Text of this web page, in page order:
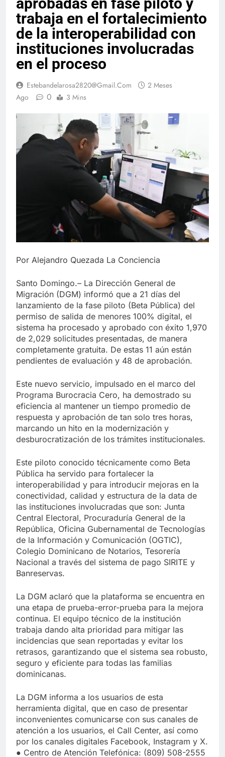
trabaja en el fortalecimiento
de la interoperabilidad con
instituciones involucradas
en el proceso
Estebandelarosa2820@gmail.com
2 Meses
Ago
0 3 Mins
Por Alejandro Quezada La Conciencia
Santo Domingo.– La Dirección General de
Migración (DGM) informó que a 21 días del
lanzamiento de la fase piloto (Beta Pública) del
permiso de salida de menores 100% digital, el
sistema ha procesado y aprobado con éxito 1,970
de 2,029 solicitudes presentadas, de manera
completamente gratuita. De estas 11 aún están
pendientes de evaluación y 48 de aprobación.
Este nuevo servicio, impulsado en el marco del
Programa Burocracia Cero, ha demostrado su
eficiencia al mantener un tiempo promedio de
respuesta y aprobación de tan solo tres horas,
marcando un hito en la modernización y
desburocratización de los trámites institucionales.
Este piloto conocido técnicamente como Beta
Pública ha servido para fortalecer la
interoperabilidad y para introducir mejoras en la
conectividad, calidad y estructura de la data de
las instituciones involucradas que son: Junta
Central Electoral, Procuraduría General de la
República, Oficina Gubernamental de Tecnologías
de la Información y Comunicación (OGTIC),
Colegio Dominicano de Notarios, Tesorería
Nacional a través del sistema de pago SIRITE y
Banreservas.
La DGM aclaró que la plataforma se encuentra en
una etapa de prueba-error-prueba para la mejora
continua. El equipo técnico de la institución
trabaja dando alta prioridad para mitigar las
incidencias que sean reportadas y evitar los
retrasos, garantizando que el sistema sea robusto,
seguro y eficiente para todas las familias
dominicanas.
La DGM informa a los usuarios de esta
herramienta digital, que en caso de presentar
inconvenientes comunicarse con sus canales de
atención a los usuarios, el Call Center, así como
por los canales digitales Facebook, Instagram y X.
● Centro de Atención Telefónica: (809) 508-2555